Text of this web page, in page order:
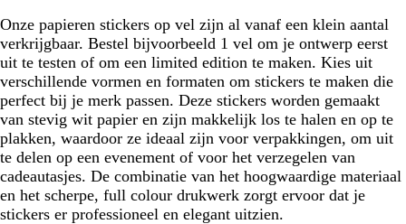
Onze papieren stickers op vel zijn al vanaf een klein aantal
verkrijgbaar. Bestel bijvoorbeeld 1 vel om je ontwerp eerst
uit te testen of om een limited edition te maken. Kies uit
verschillende vormen en formaten om stickers te maken die
perfect bij je merk passen. Deze stickers worden gemaakt
van stevig wit papier en zijn makkelijk los te halen en op te
plakken, waardoor ze ideaal zijn voor verpakkingen, om uit
te delen op een evenement of voor het verzegelen van
cadeautasjes. De combinatie van het hoogwaardige materiaal
en het scherpe, full colour drukwerk zorgt ervoor dat je
stickers er professioneel en elegant uitzien.